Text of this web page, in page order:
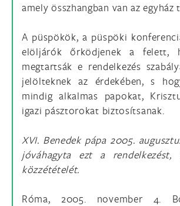
amely össz­hangban van az egyház
A püspökök, a püspöki
elöljárók őrködjenek a felett,
megtartsák e rendelkezés
jelölteknek az érdekében, s
mindig alkalmas papokat,
igazi pásztorokat biztosítsanak.
XVI. Benedek pápa 2005.
jóváhagyta ezt a
közzétételét.
Róma, 2005. november 4.